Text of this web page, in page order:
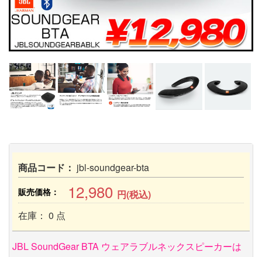
商品コード： jbl-soundgear-bta
販売価格： 12,980 円(税込)
在庫： 0 点
JBL SoundGear BTA ウェアラブルネックスピーカーは